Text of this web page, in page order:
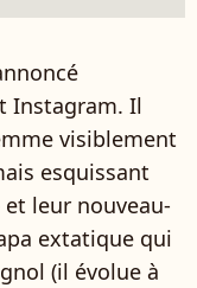
Instagram. Il
visiblement
esquissant
leur nouveau-
extatique qui
(il évolue à